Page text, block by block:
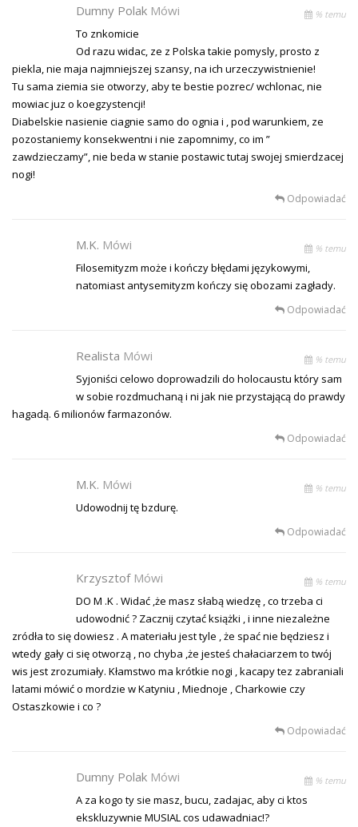
Dumny Polak Mówi % temu
To znkomicie
Od razu widac, ze z Polska takie pomysly, prosto z
piekla, nie maja najmniejszej szansy, na ich urzeczywistnienie!
Tu sama ziemia sie otworzy, aby te bestie pozrec/ wchlonac, nie
mowiac juz o koegzystencji!
Diabelskie nasienie ciagnie samo do ognia i , pod warunkiem, ze
pozostaniemy konsekwentni i nie zapomnimy, co im ”
zawdzieczamy”, nie beda w stanie postawic tutaj swojej smierdzacej
nogi!
Odpowiadać
M.K. Mówi % temu
Filosemityzm może i kończy błędami językowymi,
natomiast antysemityzm kończy się obozami zagłady.
Odpowiadać
Realista Mówi % temu
Syjoniści celowo doprowadzili do holocaustu który sam
w sobie rozdmuchaną i ni jak nie przystającą do prawdy
hagadą. 6 milionów farmazonów.
Odpowiadać
M.K. Mówi % temu
Udowodnij tę bzdurę.
Odpowiadać
Krzysztof Mówi % temu
DO M .K . Widać ,że masz słabą wiedzę , co trzeba ci
udowodnić ? Zacznij czytać książki , i inne niezależne
zródła to się dowiesz . A materiału jest tyle , że spać nie będziesz i
wtedy gały ci się otworzą , no chyba ,że jesteś chałaciarzem to twój
wis jest zrozumiały. Kłamstwo ma krótkie nogi , kacapy tez zabraniali
latami mówić o mordzie w Katyniu , Miednoje , Charkowie czy
Ostaszkowie i co ?
Odpowiadać
Dumny Polak Mówi % temu
A za kogo ty sie masz, bucu, zadajac, aby ci ktos
ekskluzywnie MUSIAL cos udawadniac!?